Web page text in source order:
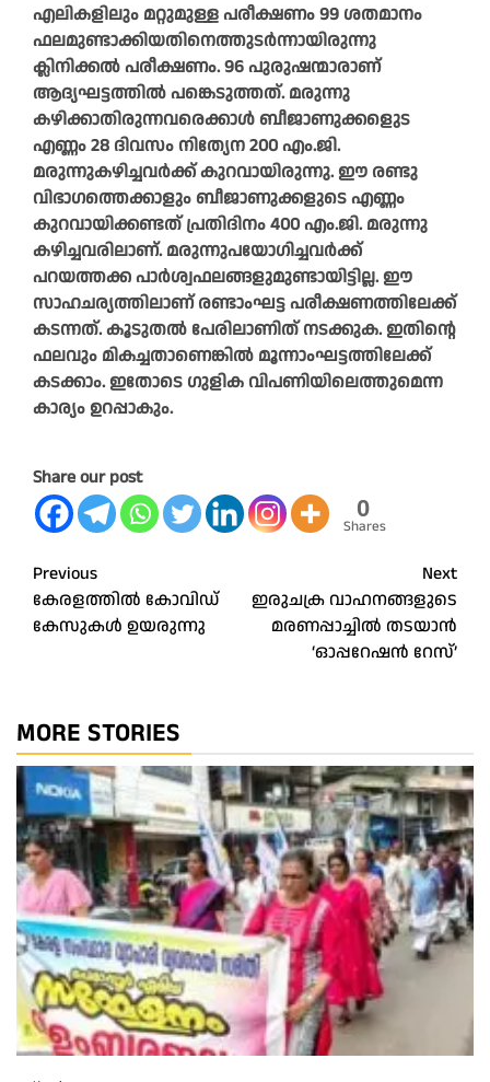
എലികളിലും മറ്റുമുള്ള പരീക്ഷണം 99 ശതമാനം
ഫലമുണ്ടാക്കിയതിനെത്തുടർന്നായിരുന്നു
ക്ലിനിക്കൽ പരീക്ഷണം. 96 പുരുഷന്മാരാണ്
ആദ്യഘട്ടത്തിൽ പങ്കെടുത്തത്. മരുന്നു
കഴിക്കാതിരുന്നവരെക്കാൾ ബീജാണുക്കളുെട
എണ്ണം 28 ദിവസം നിത്യേന 200 എം.ജി.
മരുന്നുകഴിച്ചവർക്ക് കുറവായിരുന്നു. ഈ രണ്ടു
വിഭാഗത്തെക്കാളും ബീജാണുക്കളുടെ എണ്ണം
കുറവായിക്കണ്ടത് പ്രതിദിനം 400 എം.ജി. മരുന്നു
കഴിച്ചവരിലാണ്. മരുന്നുപയോഗിച്ചവർക്ക്
പറയത്തക്ക പാർശ്വഫലങ്ങളുമുണ്ടായിട്ടില്ല. ഈ
സാഹചര്യത്തിലാണ് രണ്ടാംഘട്ട പരീക്ഷണത്തിലേക്ക്
കടന്നത്. കൂടുതൽ പേരിലാണിത് നടക്കുക. ഇതിന്റെ
ഫലവും മികച്ചതാണെങ്കിൽ മൂന്നാംഘട്ടത്തിലേക്ക്
കടക്കാം. ഇതോടെ ഗുളിക വിപണിയിലെത്തുമെന്ന
കാര്യം ഉറപ്പാകും.
Share our post
0
Shares
Post
navigation
Previous
കേരളത്തിൽ കോവിഡ്
കേസുകൾ ഉയരുന്നു
Next
ഇരുചക്ര വാഹനങ്ങളുടെ
മരണപ്പാച്ചിൽ തടയാൻ
‘ഓപ്പറേഷൻ റേസ്‌’
MORE STORIES